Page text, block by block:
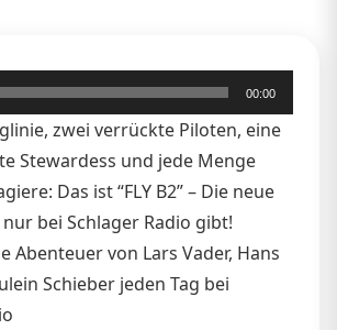
00:00
zwei verrückte Piloten, eine
Stewardess und jede Menge
Das ist “FLY B2” – Die neue
bei Schlager Radio gibt!
Abenteuer von Lars Vader, Hans
Schieber jeden Tag bei